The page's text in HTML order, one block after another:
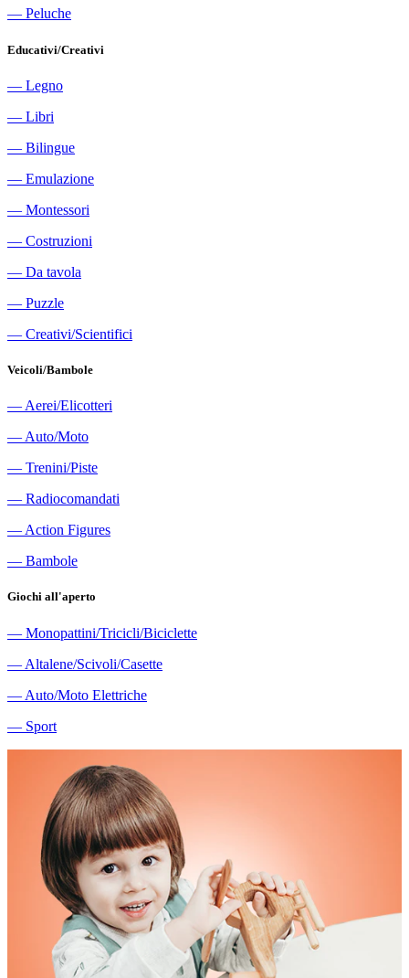
― Peluche
Educativi/Creativi
― Legno
― Libri
― Bilingue
― Emulazione
― Montessori
― Costruzioni
― Da tavola
― Puzzle
― Creativi/Scientifici
Veicoli/Bambole
― Aerei/Elicotteri
― Auto/Moto
― Trenini/Piste
― Radiocomandati
― Action Figures
― Bambole
Giochi all'aperto
― Monopattini/Tricicli/Biciclette
― Altalene/Scivoli/Casette
― Auto/Moto Elettriche
― Sport